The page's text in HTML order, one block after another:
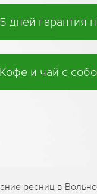
5 дней гарантия
Кофе и чай с
ресниц в